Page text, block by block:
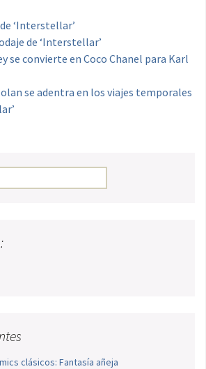
‘Interstellar’
de ‘Interstellar’
se convierte en Coco Chanel para Karl
se adentra en los viajes temporales
clásicos: Fantasía añeja